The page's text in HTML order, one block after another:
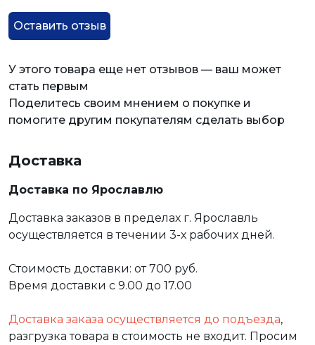
Оставить отзыв
У этого товара еще нет отзывов — ваш может
стать первым
Поделитесь своим мнением о покупке и
помогите другим покупателям сделать выбор
Доставка
Доставка по Ярославлю
Доставка заказов в пределах г. Ярославль
осуществляется в течении 3-х рабочих дней.
Стоимость доставки: от 700 руб.
Время доставки с 9.00 до 17.00
Доставка заказа осуществляется до подъезда,
разгрузка товара в стоимость не входит. Просим